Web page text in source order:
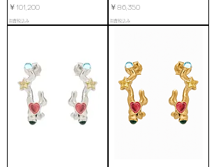
価格
￥101,200
消費税込み
価格
￥86,350
消費税込み